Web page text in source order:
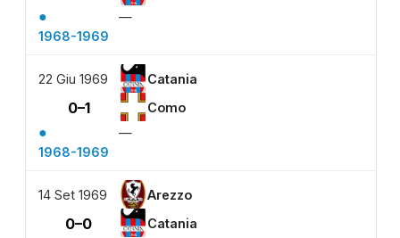
●
—
1968-1969
22 Giu 1969 Catania
0–1 Como
●
—
1968-1969
14 Set 1969 Arezzo
0–0 Catania